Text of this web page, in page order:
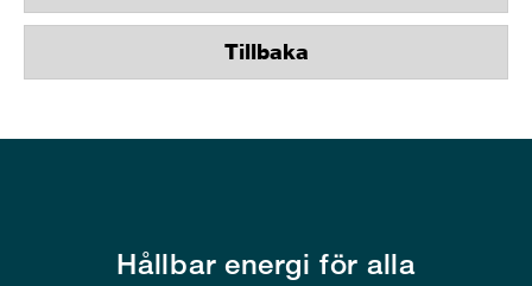
Tillbaka
Hållbar energi för alla